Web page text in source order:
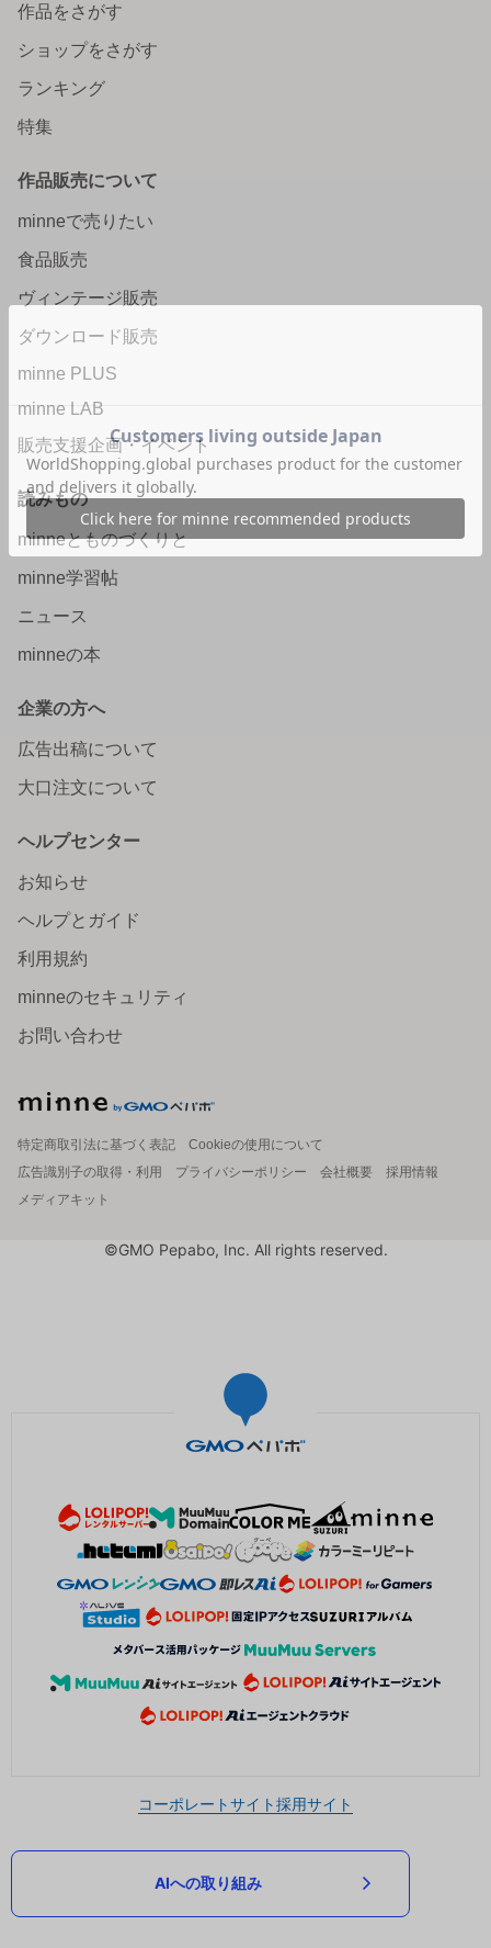
作品をさがす
ショップをさがす
ランキング
特集
作品販売について
minneで売りたい
食品販売
ヴィンテージ販売
ダウンロード販売
minne PLUS
minne LAB
販売支援企画・イベント
読みもの
minneとものづくりと
minne学習帖
ニュース
minneの本
企業の方へ
広告出稿について
大口注文について
ヘルプセンター
お知らせ
ヘルプとガイド
利用規約
minneのセキュリティ
お問い合わせ
特定商取引法に基づく表記
Cookieの使用について
広告識別子の取得・利用
プライバシーポリシー 会社概要
採用情報
メディアキット
©GMO Pepabo, Inc. All rights reserved.
コーポレートサイト採用サイト
AIへの取り組み